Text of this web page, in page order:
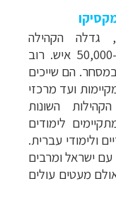
גדלה הקהילה
והתעשרה וכיום חיים בה למעלה מ-50,000 איש. רוב
במסחר. הם שייכים
ועד מרכזי
השונות
לימודים
ולימודי עברית.
עם ישראל ומרבים
מעטים עולים